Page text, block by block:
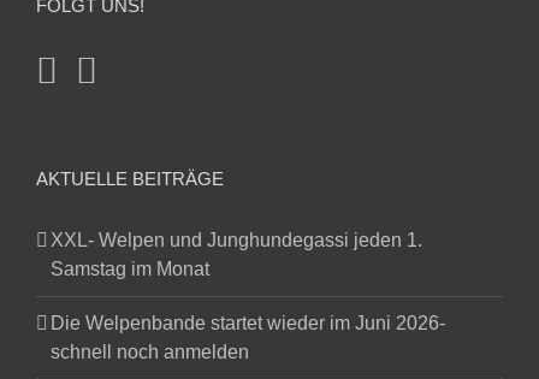
FOLGT UNS!
AKTUELLE BEITRÄGE
XXL- Welpen und Junghundegassi jeden 1.
Samstag im Monat
Die Welpenbande startet wieder im Juni 2026-
schnell noch anmelden